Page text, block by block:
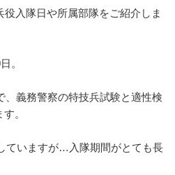
入隊日や所属部隊をご紹介しま
。
、義務警察の特技兵試験と適性検
。
ていますが…入隊期間がとても長